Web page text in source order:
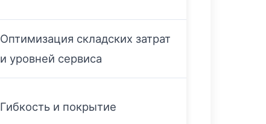
Оптимизация складских затрат
и уровней сервиса
Гибкость и покрытие